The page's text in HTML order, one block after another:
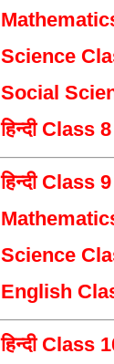
Science
Social
हिन्दी Class 8
हिन्दी Class 9
Science
English
हिन्दी Class